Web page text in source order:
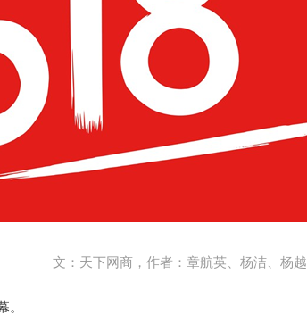
文：天下网商，作者：章航英、杨洁、杨